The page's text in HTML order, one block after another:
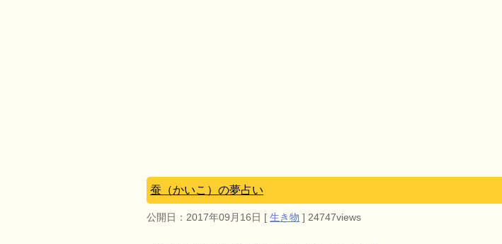
蚕（かいこ）の夢占い
公開日： 2017年09月16日 [ 生き物 ] 24747views